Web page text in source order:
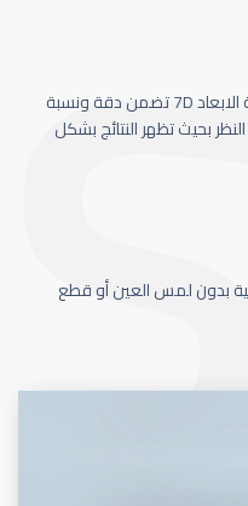
كاميرا تتبع حركة العين سباعية الابعاد 7D تضمن دقة ونسبة
بحيث تظهر النتائج بشكل
بدون لمس العين أو قطع